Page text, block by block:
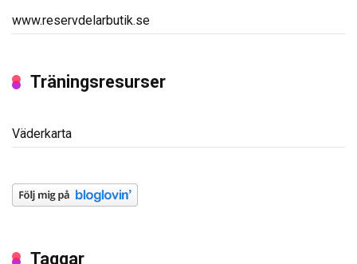
www.reservdelarbutik.se
Träningsresurser
Väderkarta
Taggar